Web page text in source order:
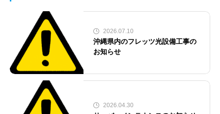
2026.07.10
沖縄県内のフレッツ光設備工事の
お知らせ
2026.04.30